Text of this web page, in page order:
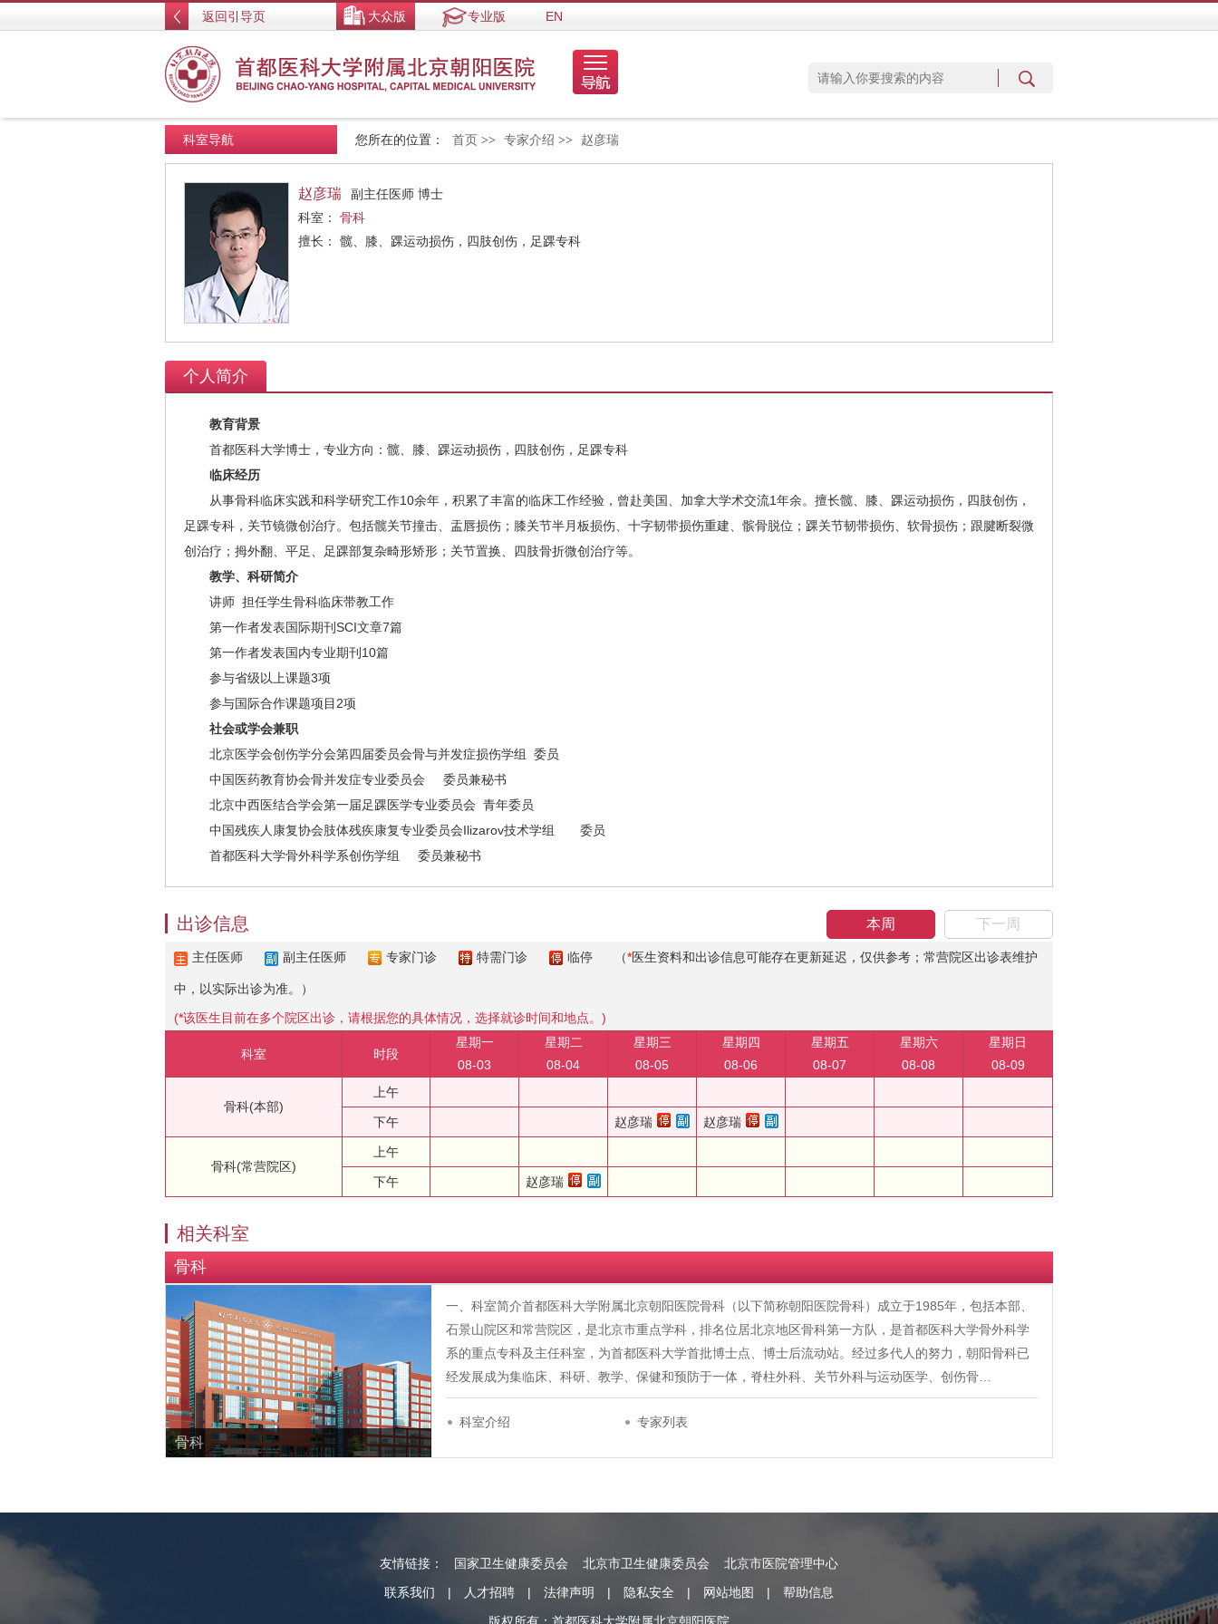
返回引导页 大众版 专业版 EN
您所在的位置： 首页 >> 专家介绍 >> 赵彦瑞
科室导航
赵彦瑞
副主任医师 博士
科室： 骨科
擅长： 髋、膝、踝运动损伤，四肢创伤，足踝专科
个人简介
教育背景
首都医科大学博士，专业方向：髋、膝、踝运动损伤，四肢创伤，足踝专科
临床经历
从事骨科临床实践和科学研究工作10余年，积累了丰富的临床工作经验，曾赴美国、加拿大学术交流1年余。擅长髋、膝、踝运动损伤，四肢创伤，
足踝专科，关节镜微创治疗。包括髋关节撞击、盂唇损伤；膝关节半月板损伤、十字韧带损伤重建、髌骨脱位；踝关节韧带损伤、软骨损伤；跟腱断裂微
创治疗；拇外翻、平足、足踝部复杂畸形矫形；关节置换、四肢骨折微创治疗等。
教学、科研简介
讲师 担任学生骨科临床带教工作
第一作者发表国际期刊SCI文章7篇
第一作者发表国内专业期刊10篇
参与省级以上课题3项
参与国际合作课题项目2项
社会或学会兼职
北京医学会创伤学分会第四届委员会骨与并发症损伤学组 委员
中国医药教育协会骨并发症专业委员会 委员兼秘书
北京中西医结合学会第一届足踝医学专业委员会 青年委员
中国残疾人康复协会肢体残疾康复专业委员会Ilizarov技术学组 委员
首都医科大学骨外科学系创伤学组 委员兼秘书
本周 下一周
出诊信息
主任医师 副主任医师 专家门诊 特需门诊 临停 （*医生资料和出诊信息可能存在更新延迟，仅供参考；常营院区出诊表维护
中，以实际出诊为准。）
(*该医生目前在多个院区出诊，请根据您的具体情况，选择就诊时间和地点。)
科室 时段
星期一
08-03
星期二
08-04
星期三
08-05
星期四
08-06
星期五
08-07
星期六
08-08
星期日
08-09
骨科(本部)
上午
下午 赵彦瑞 赵彦瑞
骨科(常营院区)
上午
下午 赵彦瑞
相关科室
骨科
骨科
一、科室简介首都医科大学附属北京朝阳医院骨科（以下简称朝阳医院骨科）成立于1985年，包括本部、
石景山院区和常营院区，是北京市重点学科，排名位居北京地区骨科第一方队，是首都医科大学骨外科学
系的重点专科及主任科室，为首都医科大学首批博士点、博士后流动站。经过多代人的努力，朝阳骨科已
经发展成为集临床、科研、教学、保健和预防于一体，脊柱外科、关节外科与运动医学、创伤骨…
科室介绍 专家列表
友情链接： 国家卫生健康委员会 北京市卫生健康委员会
北京市医院管理中心
联系我们
| 人才招聘 | 法律声明 | 隐私安全 | 网站地图 |
帮助信息